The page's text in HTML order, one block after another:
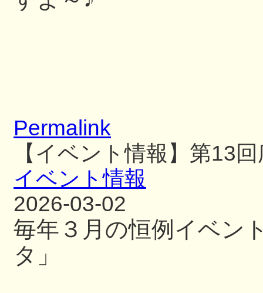
Permalink
【イベント情報】第13
イベント情報
2026-03-02
毎年３月の恒例イベン
タ」